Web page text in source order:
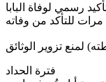
تأكيد رسمي لوفاة البابا
للتأكد من وفاته
‏فترة الحداد